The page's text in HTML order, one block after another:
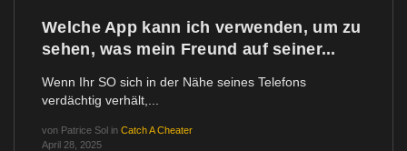
Welche App kann ich verwenden, um zu
sehen, was mein Freund auf seiner...
Wenn Ihr SO sich in der Nähe seines Telefons
verdächtig verhält,...
von Patrice Sol in Catch A Cheater
April 28, 2025